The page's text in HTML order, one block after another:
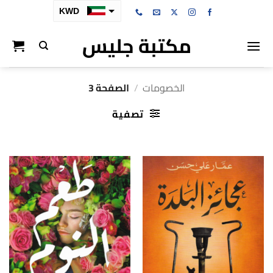
KWD
مكتبة جليس
الخصومات / الصفحة 3
تصفية